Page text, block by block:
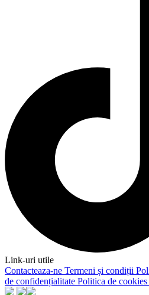
Link-uri utile
Contacteaza-ne Termeni și condiții
de confidențialitate Politica de cookies